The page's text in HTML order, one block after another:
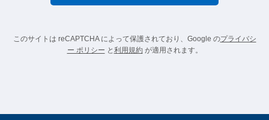
ル
の
このサイトは reCAPTCHA によって保護されており、Google のプライバシ
ー ポリシー と 利用規約 が適用されます。